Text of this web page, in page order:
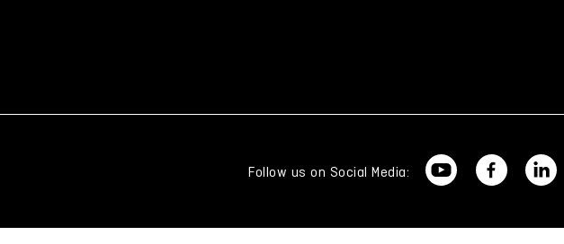
Follow us on Social Media: